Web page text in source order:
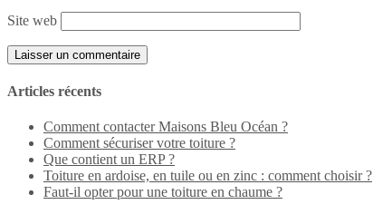
Site web
Articles récents
Comment contacter Maisons Bleu Océan ?
Comment sécuriser votre toiture ?
Que contient un ERP ?
Toiture en ardoise, en tuile ou en zinc : comment choisir ?
Faut-il opter pour une toiture en chaume ?